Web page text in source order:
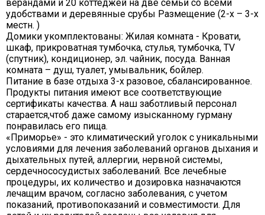
верандами и 20 коттеджей на две семьи со всеми
удобствами и деревянные срубы Размещение (2-х – 3-х
местн. )
Домики укомплектованы: Жилая комната - Кровати,
шкаф, прикроватная тумбочка, стулья, тумбочка, TV
(спутник), кондиционер, эл. чайник, посуда. Ванная
комната – душ, туалет, умывальник, бойлер.
Питание в базе отдыха 3-х разовое, сбалансированное.
Продукты питания имеют все соответствующие
сертификаты качества. А наш заботливый персонал
старается,чтоб даже самому изысканному гурману
понравилась его пища.
«Приморье» - это климатический уголок с уникальными
условиями для лечения заболеваний органов дыхания и
дыхательных путей, аллергии, нервной системы,
сердечнососудистых заболеваний. Все лечебные
процедуры, их количество и дозировка назначаются
лечащим врачом, согласно заболевания, с учетом
показаний, противопоказаний и совместимости. Для